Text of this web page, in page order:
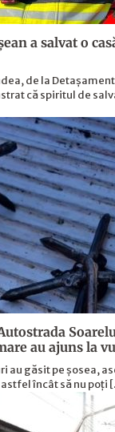
a salvat o
de la
că spiritul de
au ajuns la
au găsit pe şosea,
încât să nu poţi